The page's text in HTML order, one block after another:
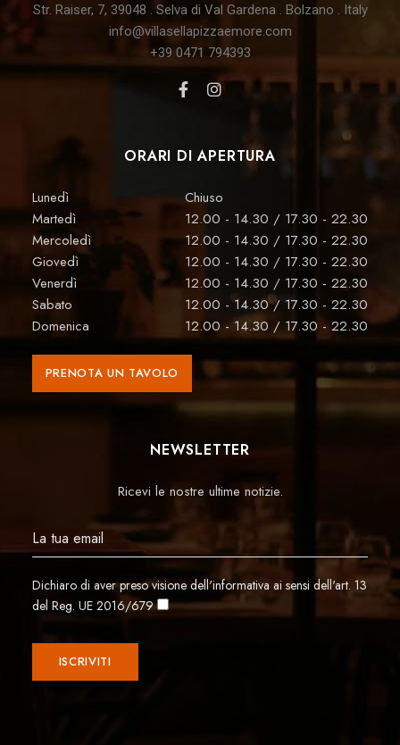
ORARI DI APERTURA
Lunedì
Chiuso
Martedì
12.00 - 14.30 / 17.30 - 22.30
Mercoledì
12.00 - 14.30 / 17.30 - 22.30
Giovedì
12.00 - 14.30 / 17.30 - 22.30
Venerdì
12.00 - 14.30 / 17.30 - 22.30
Sabato
12.00 - 14.30 / 17.30 - 22.30
Domenica
12.00 - 14.30 / 17.30 - 22.30
PRENOTA UN TAVOLO
Str. Raiser, 7, 39048 Selva di Val Gardena . Bolzano . Italy
info@villasellapizzaemore.com
+39 0471 794393
NEWSLETTER
Ricevi le nostre ultime notizie.
Dichiaro di aver preso visione dell'informativa ai sensi dell'art. 13
del Reg. UE 2016/679